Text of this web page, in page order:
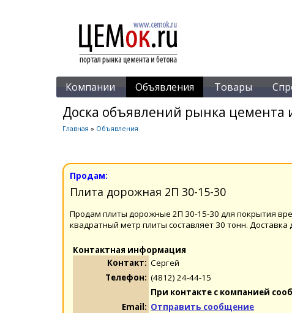
Компании Объявления Товары
Доска объявлений рынка цемента
Главная » Объявления
Продам:
Плита дорожная 2П 30-15-30
Продам плиты дорожные 2П 30-15-30 для покрытия
квадратный метр плиты составляет 30 тонн. Доставка
Контактная информация
Контакт: Cергей
Телефон: (4812) 24-44-15
При контакте с компанией
Email: Отправить сообщение